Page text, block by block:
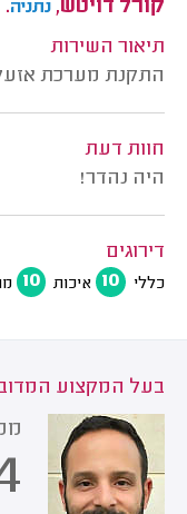
קורל דויטש, נתניה.
תיאור השירות
התקנת מערכת
חוות דעת
היה נהדר!
דירוגים
כללי 10 איכות 10
בעל המקצוע